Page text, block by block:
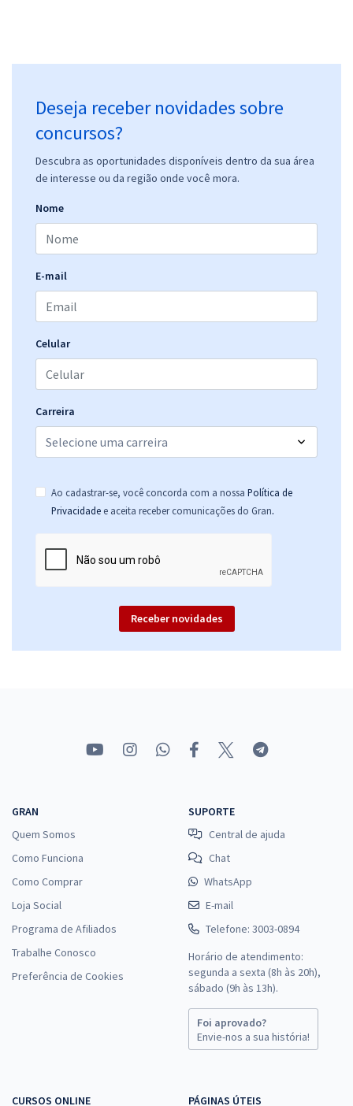
Deseja receber novidades sobre
concursos?
Descubra as oportunidades disponíveis dentro da sua área
de interesse ou da região onde você mora.
Nome
E-mail
Celular
Carreira
Ao cadastrar-se, você concorda com a nossa Política de
Privacidade e aceita receber comunicações do Gran.
Receber novidades
GRAN
Quem Somos
Como Funciona
Como Comprar
Loja Social
Programa de Afiliados
Trabalhe Conosco
Preferência de Cookies
SUPORTE
Central de ajuda
Chat
WhatsApp
E-mail
Telefone: 3003-0894
Horário de atendimento:
segunda a sexta (8h às 20h),
sábado (9h às 13h).
Foi aprovado?
Envie-nos a sua história!
CURSOS ONLINE PÁGINAS ÚTEIS